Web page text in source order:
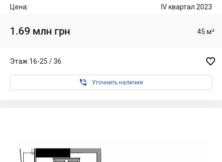
Цена: IV квартал 2023
1.69 млн грн 45 м²
Этаж 16-25 / 36 
 Уточнить наличие